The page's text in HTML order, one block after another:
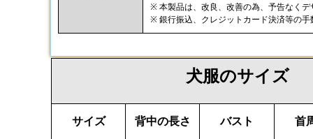
※ 本製品は、改良、改善の為、予告なく
※ 銀行振込、クレジットカード決済等の
犬服のサイズ
サイズ 背中の長さ バスト 首